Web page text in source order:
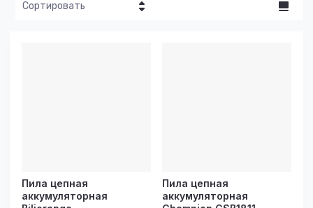
Сортировать
Пила цепная
аккумуляторная
Пила цепная
аккумуляторная